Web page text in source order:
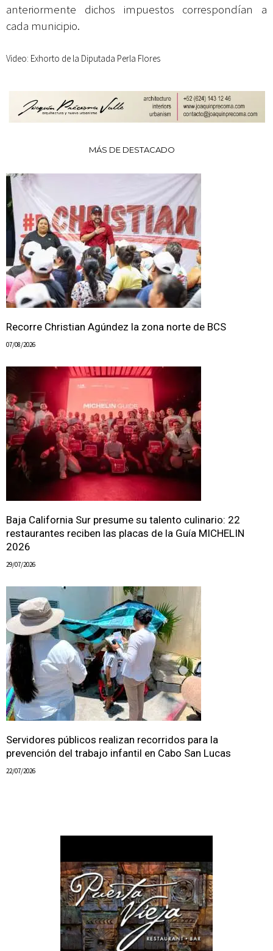
anteriormente dichos impuestos correspondían a
cada municipio.
Video: Exhorto de la Diputada Perla Flores
MÁS DE DESTACADO
Recorre Christian Agúndez la zona norte de BCS
07/08/2026
Baja California Sur presume su talento culinario: 22
restaurantes reciben las placas de la Guía MICHELIN
2026
29/07/2026
Servidores públicos realizan recorridos para la
prevención del trabajo infantil en Cabo San Lucas
22/07/2026